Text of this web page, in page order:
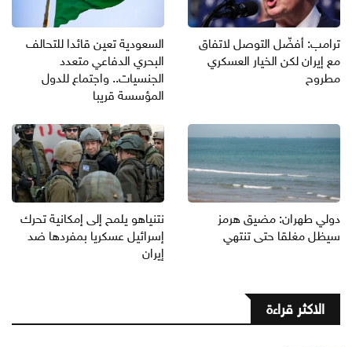
ترامب: أفضّل التوصل لاتفاق
مع إيران لكن الخيار العسكري
مطروح
السعودية تعين قائدا للتحالف
البحري الدفاعي متعدد
الجنسيات.. واجتماع للدول
المؤسسة قريبا
دولي طهران: مضيق هرمز
سيظل مغلقا حتى تنتهي
نتنياهو يلمح إلى إمكانية تحرك
إسرائيل عسكريا بمفردها ضد
إيران
الاكثر قراءة